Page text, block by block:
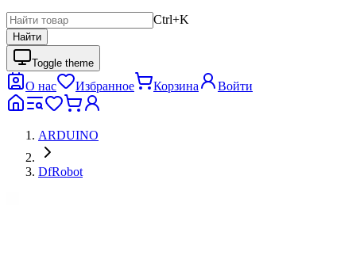
Ctrl+K
Найти
Toggle theme
О нас Избранное Корзина Войти
ARDUINO
DfRobot